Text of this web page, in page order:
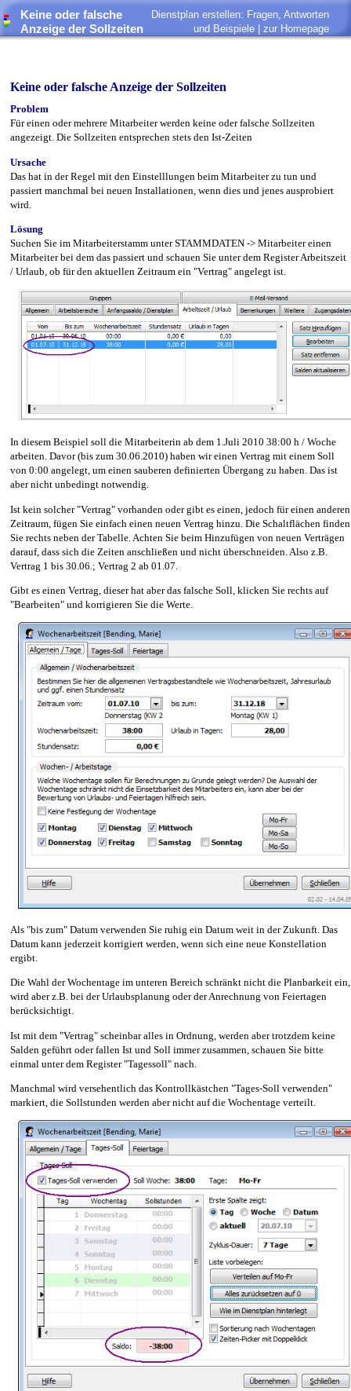
Keine oder falsche
Anzeige der Sollzeiten
Dienstplan erstellen: Fragen, Antworten
und Beispiele | zur Homepage
Keine oder falsche Anzeige der Sollzeiten
Problem
Für einen oder mehrere Mitarbeiter werden keine oder falsche Sollzeiten
angezeigt. Die Sollzeiten entsprechen stets den Ist-Zeiten
Ursache
Das hat in der Regel mit den Einstelllungen beim Mitarbeiter zu tun und
passiert manchmal bei neuen Installationen, wenn dies und jenes ausprobiert
wird.
Lösung
Suchen Sie im Mitarbeiterstamm unter STAMMDATEN -> Mitarbeiter einen
Mitarbeiter bei dem das passiert und schauen Sie unter dem Register Arbeitszeit
/ Urlaub, ob für den aktuellen Zeitraum ein "Vertrag" angelegt ist.
In diesem Beispiel soll die Mitarbeiterin ab dem 1.Juli 2010 38:00 h / Woche
arbeiten. Davor (bis zum 30.06.2010) haben wir einen Vertrag mit einem Soll
von 0:00 angelegt, um einen sauberen definierten Übergang zu haben. Das ist
aber nicht unbedingt notwendig.
Ist kein solcher "Vertrag" vorhanden oder gibt es einen, jedoch für einen anderen
Zeitraum, fügen Sie einfach einen neuen Vertrag hinzu. Die Schaltflächen finden
Sie rechts neben der Tabelle. Achten Sie beim Hinzufügen von neuen Verträgen
darauf, dass sich die Zeiten anschließen und nicht überschneiden. Also z.B.
Vertrag 1 bis 30.06.; Vertrag 2 ab 01.07.
Gibt es einen Vertrag, dieser hat aber das falsche Soll, klicken Sie rechts auf
"Bearbeiten" und korrigieren Sie die Werte.
Als "bis zum" Datum verwenden Sie ruhig ein Datum weit in der Zukunft. Das
Datum kann jederzeit korrigiert werden, wenn sich eine neue Konstellation
ergibt.
Die Wahl der Wochentage im unteren Bereich schränkt nicht die Planbarkeit ein,
wird aber z.B. bei der Urlaubsplanung oder der Anrechnung von Feiertagen
berücksichtigt.
Ist mit dem "Vertrag" scheinbar alles in Ordnung, werden aber trotzdem keine
Salden geführt oder fallen Ist und Soll immer zusammen, schauen Sie bitte
einmal unter dem Register "Tagessoll" nach.
Manchmal wird versehentlich das Kontrollkästchen "Tages-Soll verwenden"
markiert, die Sollstunden werden aber nicht auf die Wochentage verteilt.